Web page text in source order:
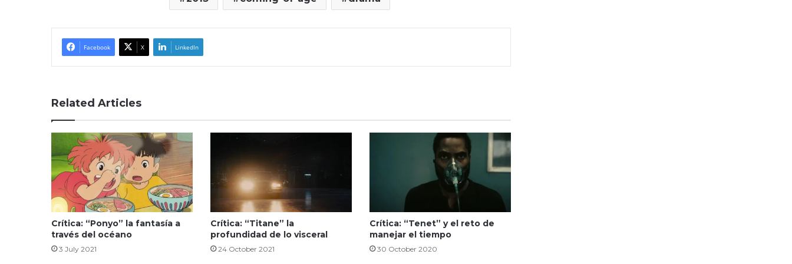
Facebook X LinkedIn
Related Articles
Crítica: “Ponyo” la fantasía a
través del océano
3 July 2021
Crítica: “Titane” la
profundidad de lo visceral
24 October 2021
Crítica: “Tenet” y el reto de
manejar el tiempo
30 October 2020